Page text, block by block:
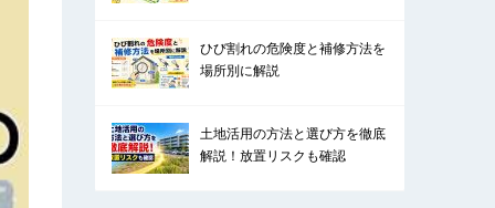
ひび割れの危険度と補修方法を
場所別に解説
土地活用の方法と選び方を徹底
解説！放置リスクも確認